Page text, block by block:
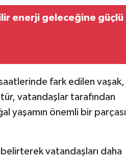
enerji geleceğine güçlü
fark edilen vaşak,
vatandaşlar tarafından
yaşamın önemli bir parçası
vatandaşları daha